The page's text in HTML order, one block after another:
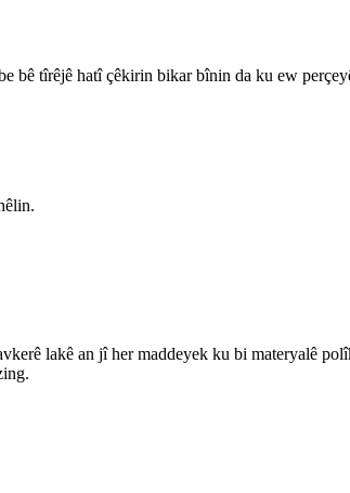
bê tîrêjê hatî çêkirin bikar bînin da ku ew
lakê an jî her maddeyek ku bi materyalê